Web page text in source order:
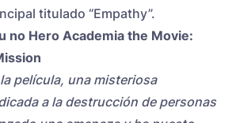
titulado “Empathy”.
no Hero Academia the Movie:
película, una misteriosa
a la destrucción de personas